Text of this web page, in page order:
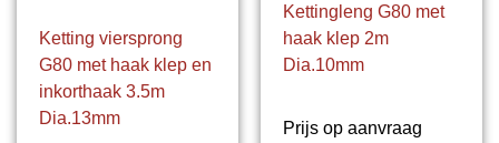
Ketting viersprong
G80 met haak klep en
inkorthaak 3.5m
Dia.13mm
Kettingleng G80 met
haak klep 2m
Dia.10mm
Prijs op aanvraag